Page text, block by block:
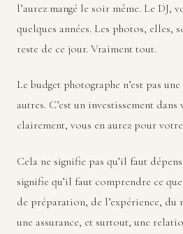
l’aurez mangé le soir même. Le DJ,
quelques années. Les photos, elles,
reste de ce jour. Vraiment tout.
Le budget photographe n’est pas
autres. C’est un investissement dans
clairement, vous en aurez pour
Cela ne signifie pas qu’il faut
signifie qu’il faut comprendre ce
de préparation, de l’expérience,
une assurance, et surtout, une